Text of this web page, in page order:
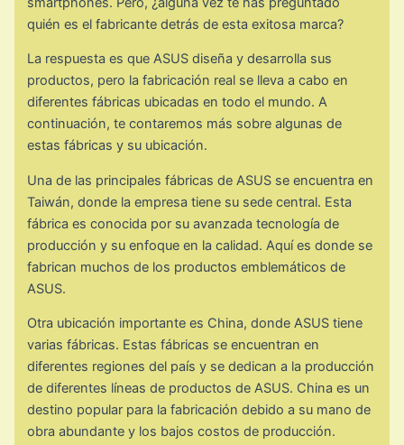
quién es el fabricante detrás de esta exitosa marca?
La respuesta es que ASUS diseña y desarrolla sus
productos, pero la fabricación real se lleva a cabo en
diferentes fábricas ubicadas en todo el mundo. A
continuación, te contaremos más sobre algunas de
estas fábricas y su ubicación.
Una de las principales fábricas de ASUS se encuentra en
Taiwán, donde la empresa tiene su sede central. Esta
fábrica es conocida por su avanzada tecnología de
producción y su enfoque en la calidad. Aquí es donde se
fabrican muchos de los productos emblemáticos de
ASUS.
Otra ubicación importante es China, donde ASUS tiene
varias fábricas. Estas fábricas se encuentran en
diferentes regiones del país y se dedican a la producción
de diferentes líneas de productos de ASUS. China es un
destino popular para la fabricación debido a su mano de
obra abundante y los bajos costos de producción.